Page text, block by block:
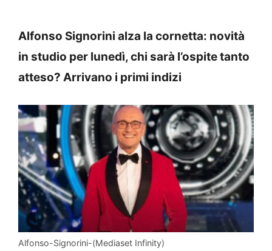
Alfonso Signorini alza la cornetta: novità
in studio per lunedì, chi sarà l’ospite tanto
atteso? Arrivano i primi indizi
Alfonso-Signorini-(Mediaset Infinity)